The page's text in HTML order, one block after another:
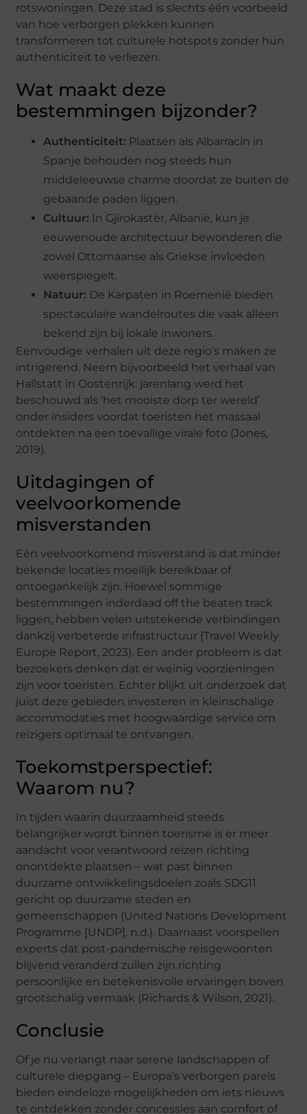
rotswoningen. Deze stad is slechts één voorbeeld
van hoe verborgen plekken kunnen
transformeren tot culturele hotspots zonder hun
authenticiteit te verliezen.
Wat maakt deze
bestemmingen bijzonder?
Authenticiteit: Plaatsen als Albarracín in
Spanje behouden nog steeds hun
middeleeuwse charme doordat ze buiten de
gebaande paden liggen.
Cultuur: In Gjirokastër, Albanië, kun je
eeuwenoude architectuur bewonderen die
zowel Ottomaanse als Griekse invloeden
weerspiegelt.
Natuur: De Karpaten in Roemenië bieden
spectaculaire wandelroutes die vaak alleen
bekend zijn bij lokale inwoners.
Eenvoudige verhalen uit deze regio’s maken ze
intrigerend. Neem bijvoorbeeld het verhaal van
Hallstatt in Oostenrijk: jarenlang werd het
beschouwd als ‘het mooiste dorp ter wereld’
onder insiders voordat toeristen het massaal
ontdekten na een toevallige virale foto (Jones,
2019).
Uitdagingen of
veelvoorkomende
misverstanden
Eén veelvoorkomend misverstand is dat minder
bekende locaties moeilijk bereikbaar of
ontoegankelijk zijn. Hoewel sommige
bestemmingen inderdaad off the beaten track
liggen, hebben velen uitstekende verbindingen
dankzij verbeterde infrastructuur (Travel Weekly
Europe Report, 2023). Een ander probleem is dat
bezoekers denken dat er weinig voorzieningen
zijn voor toeristen. Echter blijkt uit onderzoek dat
juist deze gebieden investeren in kleinschalige
accommodaties met hoogwaardige service om
reizigers optimaal te ontvangen.
Toekomstperspectief:
Waarom nu?
In tijden waarin duurzaamheid steeds
belangrijker wordt binnen toerisme is er meer
aandacht voor verantwoord reizen richting
onontdekte plaatsen – wat past binnen
duurzame ontwikkelingsdoelen zoals SDG11
gericht op duurzame steden en
gemeenschappen (United Nations Development
Programme [UNDP], n.d.). Daarnaast voorspellen
experts dat post-pandemische reisgewoonten
blijvend veranderd zullen zijn richting
persoonlijke en betekenisvolle ervaringen boven
grootschalig vermaak (Richards & Wilson, 2021).
Conclusie
Of je nu verlangt naar serene landschappen of
culturele diepgang – Europa’s verborgen parels
bieden eindeloze mogelijkheden om iets nieuws
te ontdekken zonder concessies aan comfort of